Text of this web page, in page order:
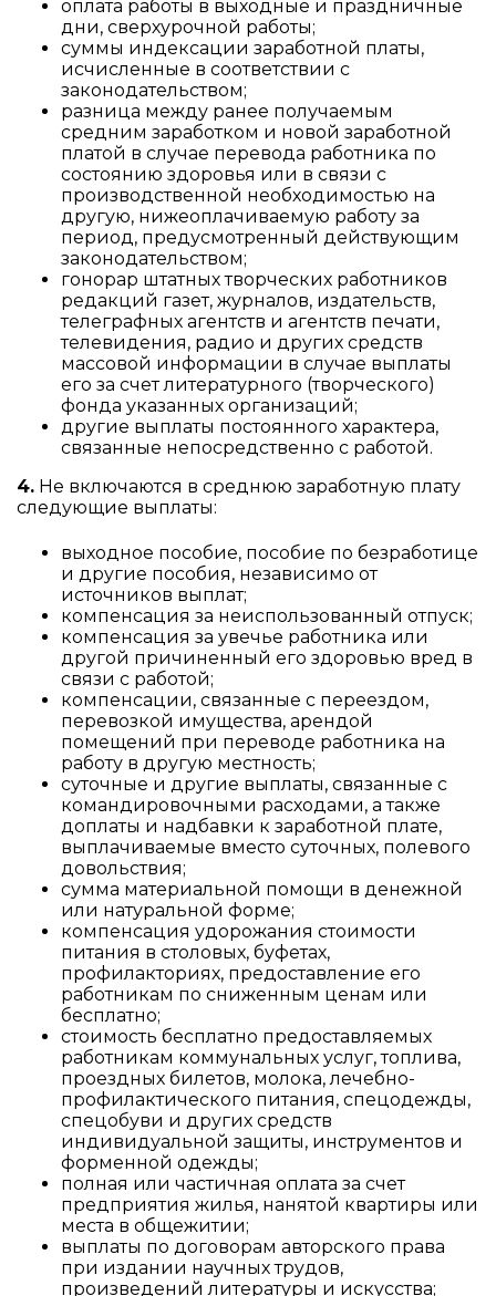
оплата работы в выходные и праздничные
дни, сверхурочной работы;
суммы индексации заработной платы,
исчисленные в соответствии с
законодательством;
разница между ранее получаемым
средним заработком и новой заработной
платой в случае перевода работника по
состоянию здоровья или в связи с
производственной необходимостью на
другую, нижеоплачиваемую работу за
период, предусмотренный действующим
законодательством;
гонорар штатных творческих работников
редакций газет, журналов, издательств,
телеграфных агентств и агентств печати,
телевидения, радио и других средств
массовой информации в случае выплаты
его за счет литературного (творческого)
фонда указанных организаций;
другие выплаты постоянного характера,
связанные непосредственно с работой.
4. Не включаются в среднюю заработную плату
следующие выплаты:
выходное пособие, пособие по безработице
и другие пособия, независимо от
источников выплат;
компенсация за неиспользованный отпуск;
компенсация за увечье работника или
другой причиненный его здоровью вред в
связи с работой;
компенсации, связанные с переездом,
перевозкой имущества, арендой
помещений при переводе работника на
работу в другую местность;
суточные и другие выплаты, связанные с
командировочными расходами, а также
доплаты и надбавки к заработной плате,
выплачиваемые вместо суточных, полевого
довольствия;
сумма материальной помощи в денежной
или натуральной форме;
компенсация удорожания стоимости
питания в столовых, буфетах,
профилакториях, предоставление его
работникам по сниженным ценам или
бесплатно;
стоимость бесплатно предоставляемых
работникам коммунальных услуг, топлива,
проездных билетов, молока, лечебно-
профилактического питания, спецодежды,
спецобуви и других средств
индивидуальной защиты, инструментов и
форменной одежды;
полная или частичная оплата за счет
предприятия жилья, нанятой квартиры или
места в общежитии;
выплаты по договорам авторского права
при издании научных трудов,
произведений литературы и искусства;